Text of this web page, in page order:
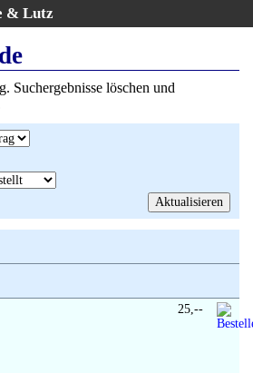
& Lutz
Suchergebnisse löschen und
25,--